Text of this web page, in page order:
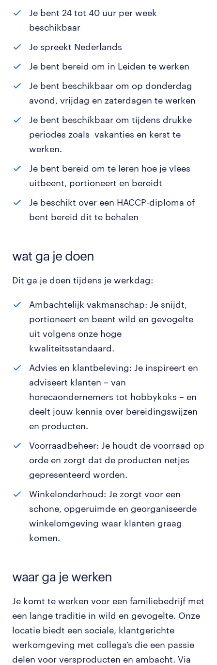
Je bent 24 tot 40 uur per week
beschikbaar
Je spreekt Nederlands
Je bent bereid om in Leiden te werken
Je bent beschikbaar om op donderdag
avond, vrijdag en zaterdagen te werken
Je bent beschikbaar om tijdens drukke
periodes zoals vakanties en kerst te
werken.
Je bent bereid om te leren hoe je vlees
uitbeent, portioneert en bereidt
Je beschikt over een HACCP-diploma of
bent bereid dit te behalen
wat ga je doen
Dit ga je doen tijdens je werkdag:
Ambachtelijk vakmanschap: Je snijdt,
portioneert en beent wild en gevogelte
uit volgens onze hoge
kwaliteitsstandaard.
Advies en klantbeleving: Je inspireert en
adviseert klanten – van
horecaondernemers tot hobbykoks – en
deelt jouw kennis over bereidingswijzen
en producten.
Voorraadbeheer: Je houdt de voorraad op
orde en zorgt dat de producten netjes
gepresenteerd worden.
Winkelonderhoud: Je zorgt voor een
schone, opgeruimde en georganiseerde
winkelomgeving waar klanten graag
komen.
waar ga je werken
Je komt te werken voor een familiebedrijf met
een lange traditie in wild en gevogelte. Onze
locatie biedt een sociale, klantgerichte
werkomgeving met collega’s die een passie
delen voor versproducten en ambacht. Via